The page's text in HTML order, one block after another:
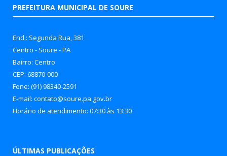
PREFEITURA MUNICIPAL DE SOURE
End.: Segunda Rua, 381
Centro - Soure - PA
Bairro: Centro
CEP: 68870-000
Fone: (91) 98340-2591
E-mail: contato@soure.pa.gov.br
Horário de atendimento: 07:30 às 13:30
ÚLTIMAS PUBLICAÇÕES